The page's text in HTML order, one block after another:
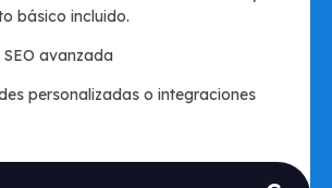
básico incluido.
avanzada
personalizadas o integraciones